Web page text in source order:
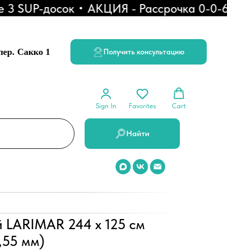
досок АКЦИЯ - Рассрочка 0-0-6
Сакко 1 Получить консультацию
Sign In Favorites Cart
Найти
LARIMAR 244 х 125 см
мм)